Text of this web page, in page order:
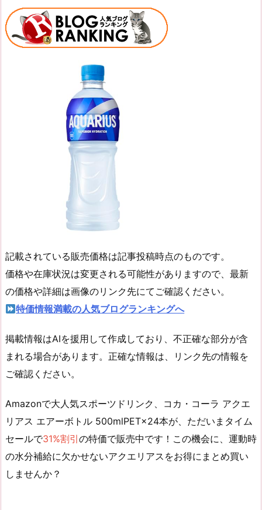
記載されている販売価格は記事投稿時点のものです。
価格や在庫状況は変更される可能性がありますので、最新
の価格や詳細は画像のリンク先にてご確認ください。
特価情報満載の人気ブログランキングへ
掲載情報はAIを援用して作成しており、不正確な部分が含
まれる場合があります。正確な情報は、リンク先の情報を
ご確認ください。
Amazonで大人気スポーツドリンク、 コカ・コーラ アクエ
リアス エアーボトル 500mlPET×24本が、ただいま タイム
セールで31%割引の特価で販売中です！この機会に、運動時
の水分補給に欠かせないアクエリアスをお得にまとめ買い
しませんか？